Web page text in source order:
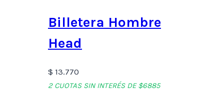
Billetera Hombre
Head
$ 13.770
2 CUOTAS SIN INTERÉS DE $6885